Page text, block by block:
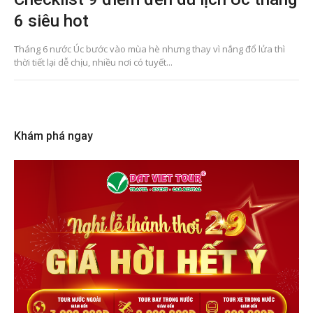
6 siêu hot
Tháng 6 nước Úc bước vào mùa hè nhưng thay vì nắng đổ lửa thì
thời tiết lại dễ chịu, nhiều nơi có tuyết...
Khám phá ngay